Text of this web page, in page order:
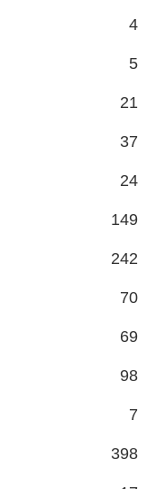
4
5
21
37
24
149
242
70
69
98
7
398